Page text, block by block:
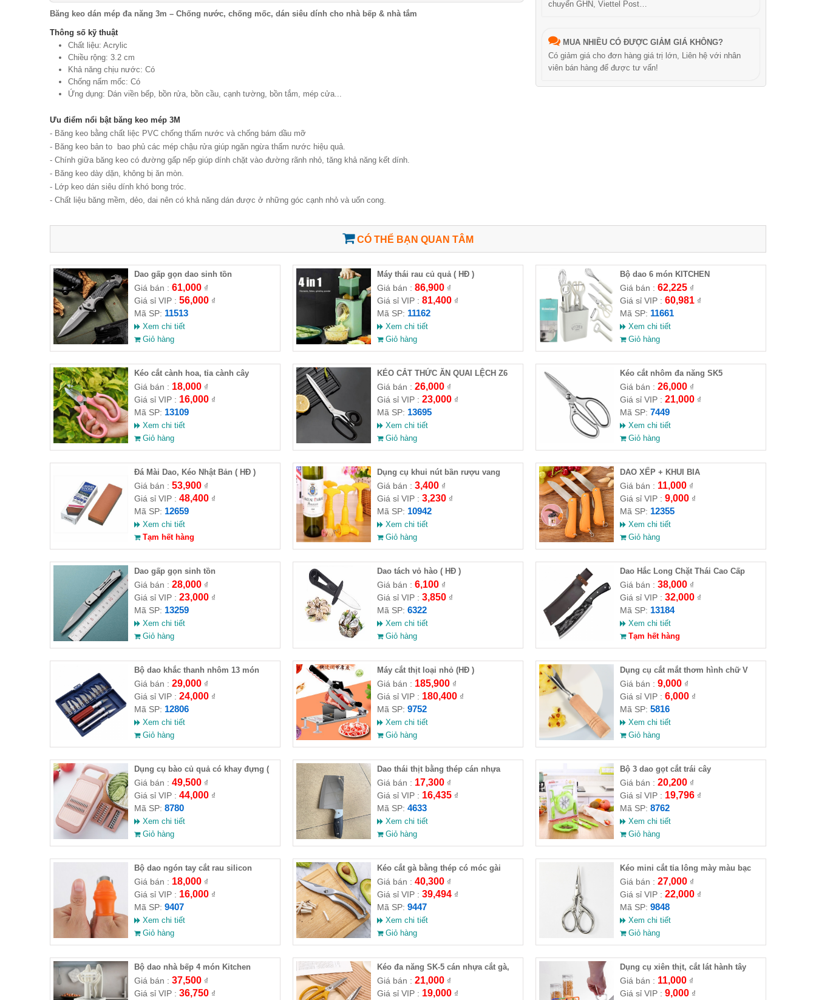
Băng keo dán mép đa năng 3m – Chống nước, chống mốc, dán siêu dính cho nhà bếp & nhà tắm
Thông số kỹ thuật
Chất liệu: Acrylic
Chiều rộng: 3.2 cm
Khả năng chịu nước: Có
Chống nấm mốc: Có
Ứng dụng: Dán viền bếp, bồn rửa, bồn cầu, cạnh tường, bồn tắm, mép cửa...
Ưu điểm nổi bật băng keo mép 3M
- Băng keo bằng chất liệc PVC chống thấm nước và chống bám dầu mỡ
- Băng keo bản to bao phủ các mép chậu rửa giúp ngăn ngừa thấm nước hiệu quả.
- Chính giữa băng keo có đường gấp nếp giúp dính chặt vào đường rãnh nhỏ, tăng khả năng kết dính.
- Băng keo dày dặn, không bị ăn mòn.
- Lớp keo dán siêu dính khó bong tróc.
- Chất liệu băng mềm, dẻo, dai nên có khả năng dán được ở những góc cạnh nhỏ và uốn cong.
chuyển GHN, Viettel Post…
MUA NHIỀU CÓ ĐƯỢC GIẢM GIÁ KHÔNG?
Có giảm giá cho đơn hàng giá trị lớn, Liên hệ với nhân
viên bán hàng để được tư vấn!
CÓ THỂ BẠN QUAN TÂM
Dao gấp gọn dao sinh tồn
Giá bán : 61,000₫
Giá sỉ VIP : 56,000₫
Mã SP: 11513
Xem chi tiết
Giỏ hàng
Máy thái rau củ quả ( HĐ )
Giá bán : 86,900₫
Giá sỉ VIP : 81,400₫
Mã SP: 11162
Xem chi tiết
Giỏ hàng
Bộ dao 6 món KITCHEN
Giá bán : 62,225₫
Giá sỉ VIP : 60,981₫
Mã SP: 11661
Xem chi tiết
Giỏ hàng
Kéo cắt cành hoa, tỉa cành cây
Giá bán : 18,000₫
Giá sỉ VIP : 16,000₫
Mã SP: 13109
Xem chi tiết
Giỏ hàng
KÉO CẮT THỨC ĂN QUAI LỆCH Z6
Giá bán : 26,000₫
Giá sỉ VIP : 23,000₫
Mã SP: 13695
Xem chi tiết
Giỏ hàng
Kéo cắt nhôm đa năng SK5
Giá bán : 26,000₫
Giá sỉ VIP : 21,000₫
Mã SP: 7449
Xem chi tiết
Giỏ hàng
Đá Mài Dao, Kéo Nhật Bản ( HĐ )
Giá bán : 53,900₫
Giá sỉ VIP : 48,400₫
Mã SP: 12659
Xem chi tiết
Tạm hết hàng
Dụng cụ khui nút bần rượu vang
bằng nhựa
Giá bán : 3,400₫
Giá sỉ VIP : 3,230₫
Mã SP: 10942
Xem chi tiết
Giỏ hàng
DAO XẾP + KHUI BIA
Giá bán : 11,000₫
Giá sỉ VIP : 9,000₫
Mã SP: 12355
Xem chi tiết
Giỏ hàng
Dao gấp gọn sinh tồn
Giá bán : 28,000₫
Giá sỉ VIP : 23,000₫
Mã SP: 13259
Xem chi tiết
Giỏ hàng
Dao tách vỏ hào ( HĐ )
Giá bán : 6,100₫
Giá sỉ VIP : 3,850₫
Mã SP: 6322
Xem chi tiết
Giỏ hàng
Dao Hắc Long Chặt Thái Cao Cấp
Giá bán : 38,000₫
Giá sỉ VIP : 32,000₫
Mã SP: 13184
Xem chi tiết
Tạm hết hàng
Bộ dao khắc thanh nhôm 13 món
Giá bán : 29,000₫
Giá sỉ VIP : 24,000₫
Mã SP: 12806
Xem chi tiết
Giỏ hàng
Máy cắt thịt loại nhỏ (HĐ )
Giá bán : 185,900₫
Giá sỉ VIP : 180,400₫
Mã SP: 9752
Xem chi tiết
Giỏ hàng
Dụng cụ cắt mắt thơm hình chữ V
Giá bán : 9,000₫
Giá sỉ VIP : 6,000₫
Mã SP: 5816
Xem chi tiết
Giỏ hàng
Dụng cụ bào củ quả có khay đựng (
HĐ )
Giá bán : 49,500₫
Giá sỉ VIP : 44,000₫
Mã SP: 8780
Xem chi tiết
Giỏ hàng
Dao thái thịt bằng thép cán nhựa
Giá bán : 17,300₫
Giá sỉ VIP : 16,435₫
Mã SP: 4633
Xem chi tiết
Giỏ hàng
Bộ 3 dao gọt cắt trái cây
Giá bán : 20,200₫
Giá sỉ VIP : 19,796₫
Mã SP: 8762
Xem chi tiết
Giỏ hàng
Bộ dao ngón tay cắt rau silicon
5.3x3.1cm
Giá bán : 18,000₫
Giá sỉ VIP : 16,000₫
Mã SP: 9407
Xem chi tiết
Giỏ hàng
Kéo cắt gà bằng thép có móc gài
khóa 24x4.5cm
Giá bán : 40,300₫
Giá sỉ VIP : 39,494₫
Mã SP: 9447
Xem chi tiết
Giỏ hàng
Kéo mini cắt tỉa lông mày màu bạc
9.5x4.8cm
Giá bán : 27,000₫
Giá sỉ VIP : 22,000₫
Mã SP: 9848
Xem chi tiết
Giỏ hàng
Bộ dao nhà bếp 4 món Kitchen
Giá bán : 37,500₫
Giá sỉ VIP : 36,750₫
Kéo đa năng SK-5 cán nhựa cắt gà,
vải, giấy
Giá bán : 21,000₫
Giá sỉ VIP : 19,000₫
Dụng cụ xiên thịt, cắt lát hành tây
Giá bán : 11,000₫
Giá sỉ VIP : 9,000₫